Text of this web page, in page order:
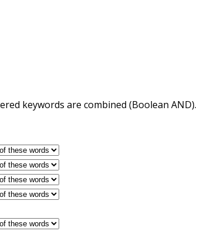
keywords are combined (Boolean AND).